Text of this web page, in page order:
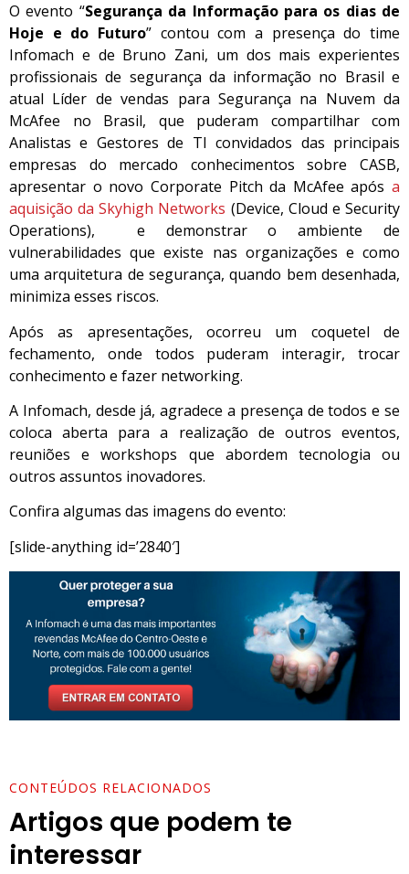
O evento “Segurança da Informação para os dias de
Hoje e do Futuro” contou com a presença do time
Infomach e de Bruno Zani, um dos mais experientes
profissionais de segurança da informação no Brasil e
atual Líder de vendas para Segurança na Nuvem da
McAfee no Brasil, que puderam compartilhar com
Analistas e Gestores de TI convidados das principais
empresas do mercado conhecimentos sobre CASB,
apresentar o novo Corporate Pitch da McAfee após a
aquisição da Skyhigh Networks (Device, Cloud e Security
Operations), e demonstrar o ambiente de
vulnerabilidades que existe nas organizações e como
uma arquitetura de segurança, quando bem desenhada,
minimiza esses riscos.
Após as apresentações, ocorreu um coquetel de
fechamento, onde todos puderam interagir, trocar
conhecimento e fazer networking.
A Infomach, desde já, agradece a presença de todos e se
coloca aberta para a realização de outros eventos,
reuniões e workshops que abordem tecnologia ou
outros assuntos inovadores.
Confira algumas das imagens do evento:
[slide-anything id=’2840′]
CONTEÚDOS RELACIONADOS
Artigos que podem te
interessar